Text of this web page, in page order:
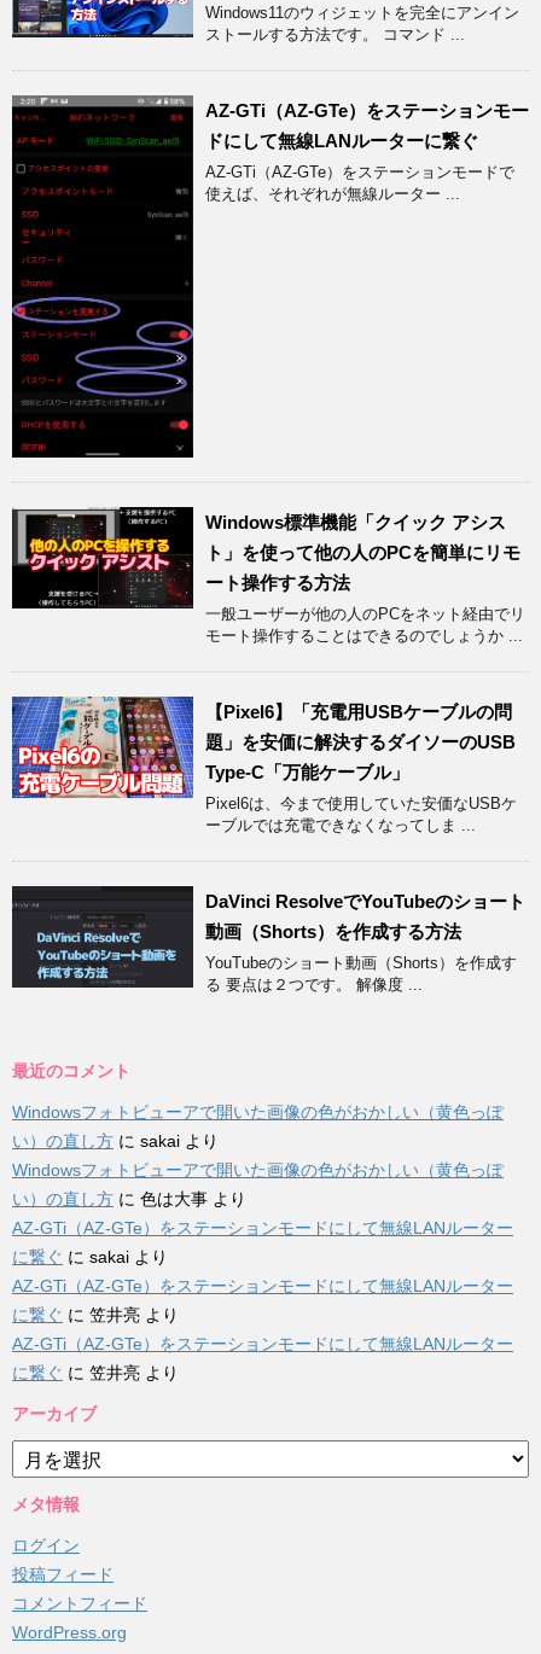
Windows11のウィジェットを完全にアンイン
ストールする方法です。 コマンド ...
AZ-GTi（AZ-GTe）をステーションモー
ドにして無線LANルーターに繋ぐ
AZ-GTi（AZ-GTe）をステーションモードで
使えば、それぞれが無線ルーター ...
Windows標準機能「クイック アシス
ト」を使って他の人のPCを簡単にリモ
ート操作する方法
一般ユーザーが他の人のPCをネット経由でリ
モート操作することはできるのでしょうか ...
【Pixel6】「充電用USBケーブルの問
題」を安価に解決するダイソーのUSB
Type-C「万能ケーブル」
Pixel6は、今まで使用していた安価なUSBケ
ーブルでは充電できなくなってしま ...
DaVinci ResolveでYouTubeのショート
動画（Shorts）を作成する方法
YouTubeのショート動画（Shorts）を作成す
る 要点は２つです。 解像度 ...
最近のコメント
Windowsフォトビューアで開いた画像の色がおかしい（黄色っぽ
い）の直し方 に sakai より
Windowsフォトビューアで開いた画像の色がおかしい（黄色っぽ
い）の直し方 に 色は大事 より
AZ-GTi（AZ-GTe）をステーションモードにして無線LANルーター
に繋ぐ に sakai より
AZ-GTi（AZ-GTe）をステーションモードにして無線LANルーター
に繋ぐ に 笠井亮 より
AZ-GTi（AZ-GTe）をステーションモードにして無線LANルーター
に繋ぐ に 笠井亮 より
アーカイブ
ア
ー
カ
ブ
メタ情報
ログイン
投稿フィード
コメントフィード
WordPress.org